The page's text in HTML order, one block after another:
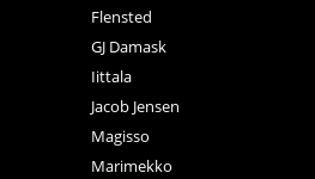
Flensted
GJ Damask
Iittala
Jacob Jensen
Magisso
Marimekko